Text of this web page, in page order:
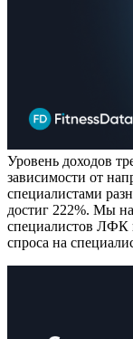
Уровень доходов
зависимости от
специалистами
достиг 222%. Мы
специалистов ЛФК
спроса на